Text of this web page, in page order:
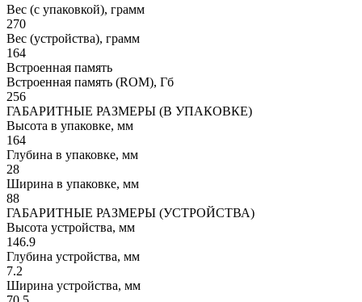
Вес (с упаковкой), грамм
270
Вес (устройства), грамм
164
Встроенная память
Встроенная память (ROM), Гб
256
ГАБАРИТНЫЕ РАЗМЕРЫ (В УПАКОВКЕ)
Высота в упаковке, мм
164
Глубина в упаковке, мм
28
Ширина в упаковке, мм
88
ГАБАРИТНЫЕ РАЗМЕРЫ (УСТРОЙСТВА)
Высота устройства, мм
146.9
Глубина устройства, мм
7.2
Ширина устройства, мм